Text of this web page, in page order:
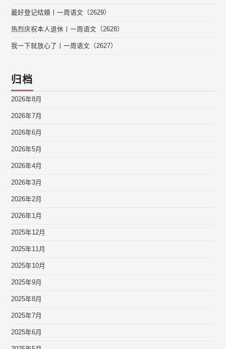
最好登记结婚丨一周语文（2629）
热烈庆祝本人退休丨一周语文（2628）
我一下就放心了丨一周语文（2627）
归档
2026年8月
2026年7月
2026年6月
2026年5月
2026年4月
2026年3月
2026年2月
2026年1月
2025年12月
2025年11月
2025年10月
2025年9月
2025年8月
2025年7月
2025年6月